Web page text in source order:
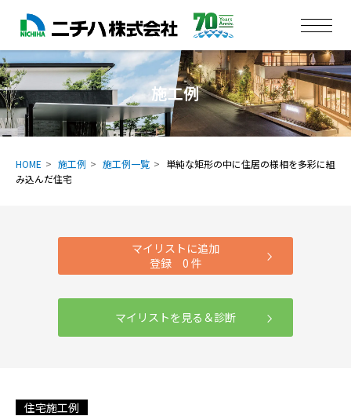
施工例
HOME 施工例 施工例一覧
単純な矩形の中に住居の様相を多彩に組
み込んだ住宅
マイリストに追加
登録 0 件
マイリストを見る＆診断
住宅施工例